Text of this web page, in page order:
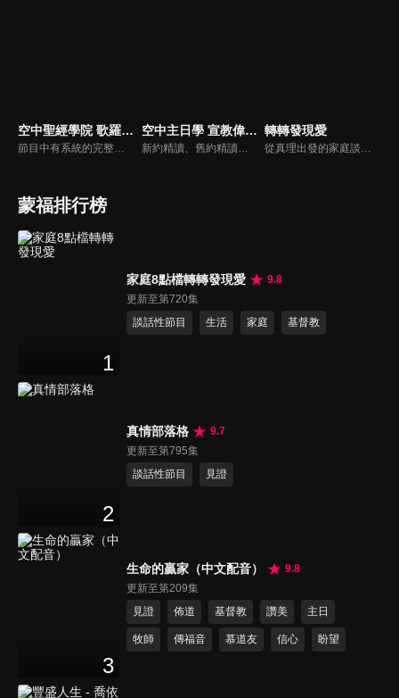
空中聖經學院 歌羅西書（李建儒）
節目中有系統的完整講解聖經真理，邀請受過解經講道訓練的老師，按著正意分解真理的道，帶領弟兄姊妹更深的了解聖經的浩瀚與偉大
空中主日學 宣教偉人列傳
新約精讀、舊約精讀、門徒造就、神學與教會歷史等主題系列，全方位裝備基督徒生命，教師與牧師精闢解析，幫助您更加明白聖經真理，走進神的心意。
轉轉發現愛
從真理出發的家庭談話性節目，針對現代婚姻家庭議題讓您輕鬆掌握關注方向。
蒙福排行榜
1
家庭8點檔轉轉發現愛
9.8
更新至第720集
談話性節目
生活 家庭 基督教
2
真情部落格
9.7
更新至第795集
談話性節目
見證
3
生命的贏家（中文配音）
9.8
更新至第209集
見證
佈道 基督教 讚美 主日
牧師 傳福音 慕道友 信心 盼望